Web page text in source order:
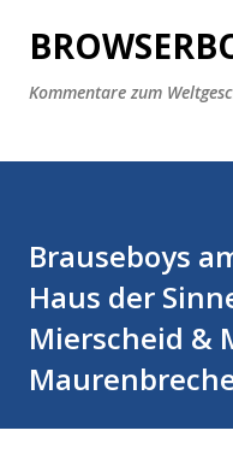
Direkt
Kommentare zum
Brauseboys
Haus der
Mierscheid &